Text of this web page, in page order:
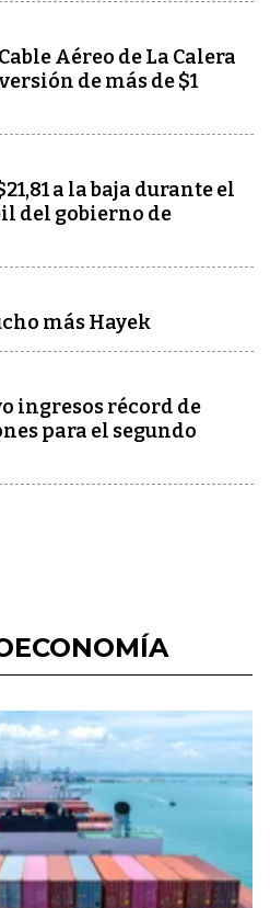
Aéreo de La Calera
de más de $1
a la baja durante el
del gobierno de
más Hayek
ingresos récord de
para el segundo